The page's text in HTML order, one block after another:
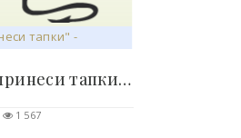
А началось всё с "принеси тапки" -..
1 567